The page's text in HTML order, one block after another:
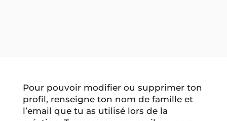
Pour pouvoir modifier ou supprimer ton
profil, renseigne ton nom de famille et
l’email que tu as utilisé lors de la